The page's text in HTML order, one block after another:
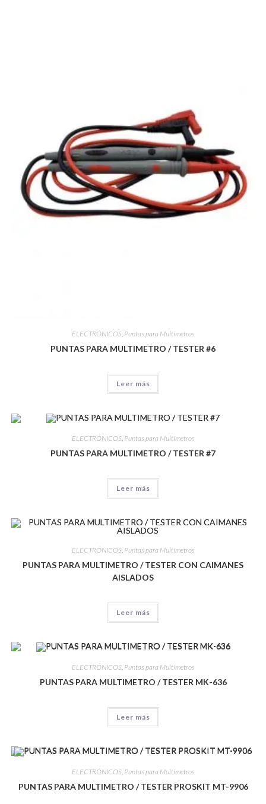
ELECTRÓNICOS, Puntas para Multímetros
PUNTAS PARA MULTIMETRO / TESTER #6
Leer más
ELECTRÓNICOS, Puntas para Multímetros
PUNTAS PARA MULTIMETRO / TESTER #7
Leer más
ELECTRÓNICOS, Puntas para Multímetros
PUNTAS PARA MULTIMETRO / TESTER CON CAIMANES
AISLADOS
Leer más
ELECTRÓNICOS, Puntas para Multímetros
PUNTAS PARA MULTIMETRO / TESTER MK-636
Leer más
ELECTRÓNICOS, Puntas para Multímetros
PUNTAS PARA MULTIMETRO / TESTER PROSKIT MT-9906